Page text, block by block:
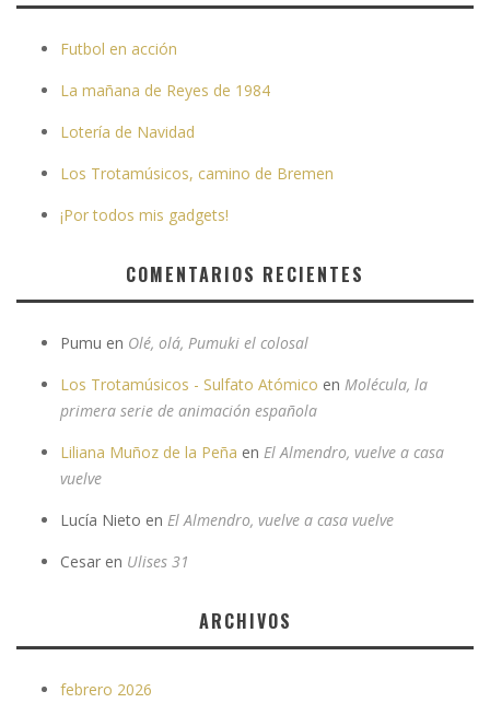
Futbol en acción
La mañana de Reyes de 1984
Lotería de Navidad
Los Trotamúsicos, camino de Bremen
¡Por todos mis gadgets!
COMENTARIOS RECIENTES
Pumu en Olé, olá, Pumuki el colosal
Los Trotamúsicos - Sulfato Atómico en Molécula, la
primera serie de animación española
Liliana Muñoz de la Peña en El Almendro, vuelve a casa
vuelve
Lucía Nieto en El Almendro, vuelve a casa vuelve
Cesar en Ulises 31
ARCHIVOS
febrero 2026